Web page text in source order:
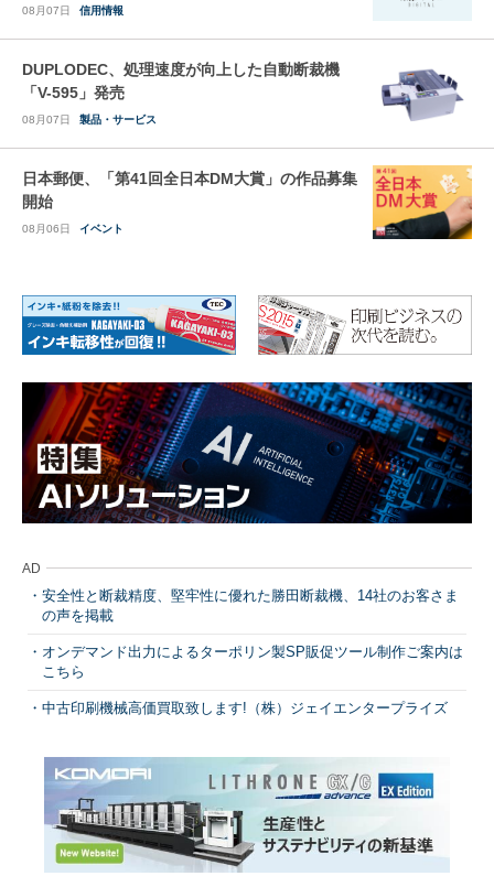
08月07日 信用情報
DUPLODEC、処理速度が向上した自動断裁機
「V-595」発売
08月07日 製品・サービス
日本郵便、「第41回全日本DM大賞」の作品募集
開始
08月06日 イベント
AD
安全性と断裁精度、堅牢性に優れた勝田断裁機、14社のお客さま
の声を掲載
オンデマンド出力によるターポリン製SP販促ツール制作ご案内は
こちら
中古印刷機械高価買取致します!（株）ジェイエンタープライズ